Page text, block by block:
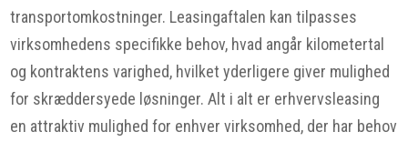
transportomkostninger. Leasingaftalen kan tilpasses
virksomhedens specifikke behov, hvad angår kilometertal
og kontraktens varighed, hvilket yderligere giver mulighed
for skræddersyede løsninger. Alt i alt er erhvervsleasing
en attraktiv mulighed for enhver virksomhed, der har behov